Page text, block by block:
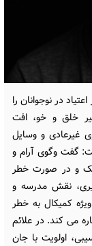
در نوجوانان را
خلق و خو، افت
غیرعادی و وسایل
کلیدی اند. اقدام فوری در ۲۴ ساعت: گفت وگوی آرام و
و در صورت خطر
و ۳۰ روزه برای پیگیری، نقش مدرسه و
کمیکال به خطر
می کند. در علائم
اولویت با جان